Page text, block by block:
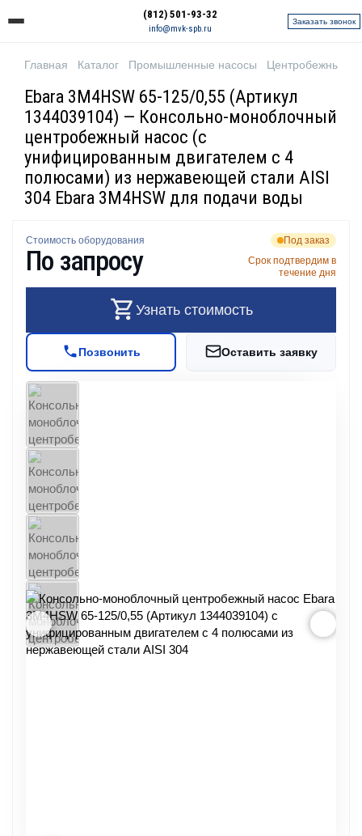
(812) 501-93-32
info@mvk-spb.ru
Заказать звонок
Главная Каталог Промышленные насосы Центробежные
Ebara 3M4HSW 65-125/0,55 (Артикул
1344039104) — Консольно-моноблочный
центробежный насос (с
унифицированным двигателем с 4
полюсами) из нержавеющей стали AISI
304 Ebara 3M4HSW для подачи воды
Стоимость оборудования
По запросу
Под заказ
Срок подтвердим в
течение дня
Узнать стоимость
Позвонить Оставить заявку